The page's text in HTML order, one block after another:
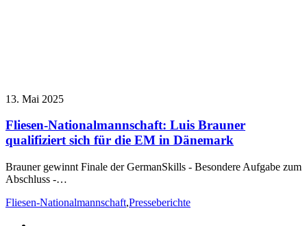
13. Mai 2025
Fliesen-Nationalmannschaft: Luis Brauner
qualifiziert sich für die EM in Dänemark
Brauner gewinnt Finale der GermanSkills - Besondere Aufgabe zum
Abschluss -…
Fliesen-Nationalmannschaft,Presseberichte